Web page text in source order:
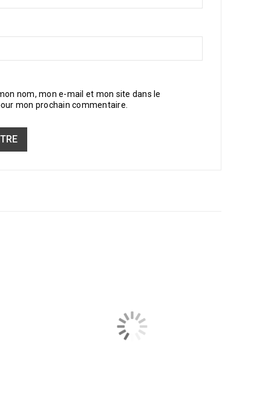
nom, mon e-mail et mon site dans le
mon prochain commentaire.